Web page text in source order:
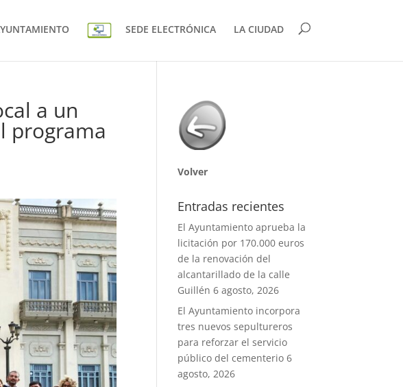
SEDE ELECTRÓNICA LA CIUDAD
a un
programa
Volver
Entradas recientes
El Ayuntamiento aprueba la
licitación por 170.000 euros
de la renovación del
alcantarillado de la calle
Guillén 6 agosto, 2026
El Ayuntamiento incorpora
tres nuevos sepultureros
para reforzar el servicio
público del cementerio 6
agosto, 2026